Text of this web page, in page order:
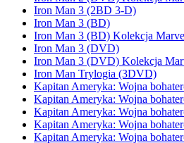
Iron Man 3 (2BD 3-D)
Iron Man 3 (BD)
Iron Man 3 (BD) Kolekcja
Iron Man 3 (DVD)
Iron Man 3 (DVD) Kolekcja
Iron Man Trylogia (3DVD)
Kapitan Ameryka: Wojna
Kapitan Ameryka: Wojna
Kapitan Ameryka: Wojna
Kapitan Ameryka: Wojna
Kapitan Ameryka: Wojna